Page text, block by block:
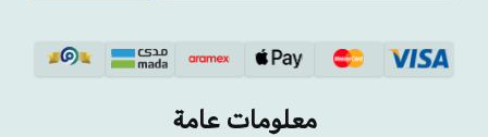
معلومات عامة